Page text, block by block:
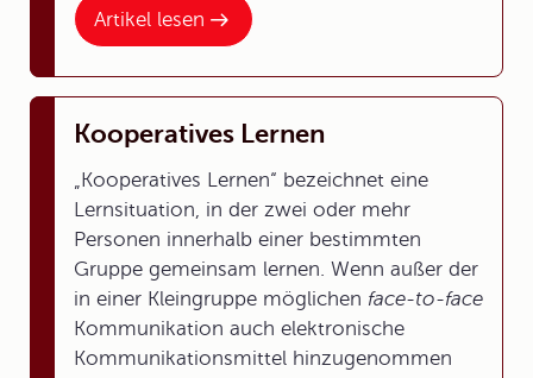
Artikel lesen
Kooperatives Lernen
„Kooperatives Lernen“ bezeichnet eine
Lernsituation, in der zwei oder mehr
Personen innerhalb einer bestimmten
Gruppe gemeinsam lernen. Wenn außer der
in einer Kleingruppe möglichen face-to-face
Kommunikation auch elektronische
Kommunikationsmittel hinzugenommen